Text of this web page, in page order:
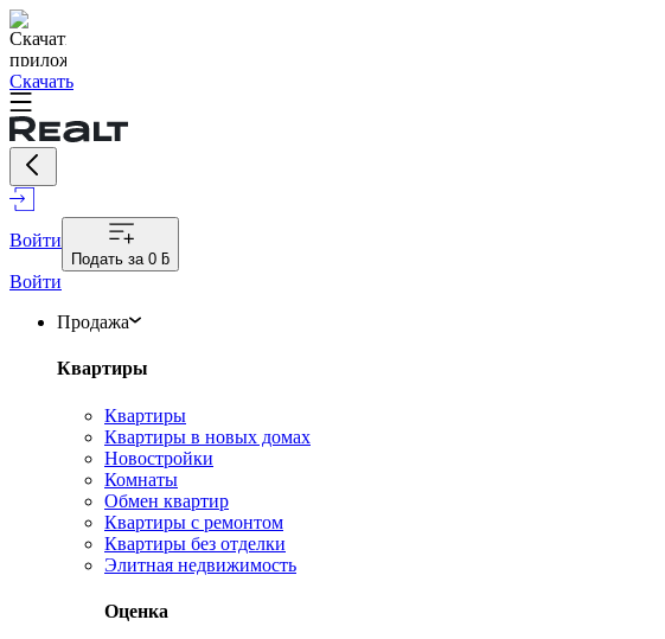
Скачать
Войти
Подать за 0 ƃ
Войти
Продажа
Квартиры
Квартиры
Квартиры в новых домах
Новостройки
Комнаты
Обмен квартир
Квартиры с ремонтом
Квартиры без отделки
Элитная недвижимость
Оценка